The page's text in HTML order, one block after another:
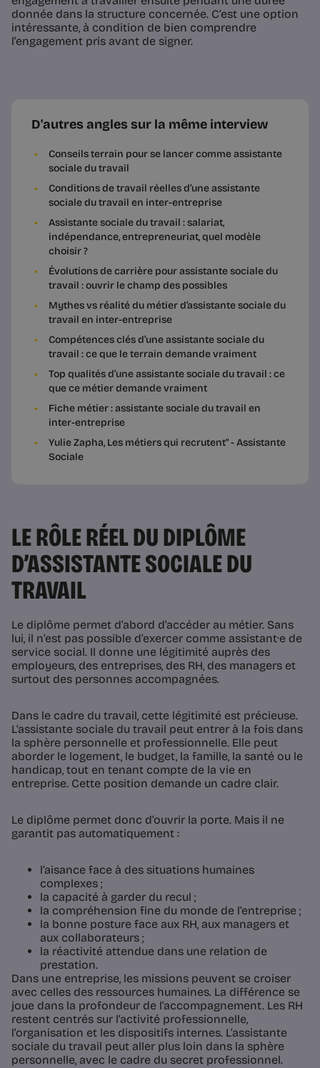
donnée dans la structure concernée. C’est une option
intéressante, à condition de bien comprendre
l’engagement pris avant de signer.
D'autres angles sur la même interview
Conseils terrain pour se lancer comme assistante
sociale du travail
Conditions de travail réelles d’une assistante
sociale du travail en inter-entreprise
Assistante sociale du travail : salariat,
indépendance, entrepreneuriat, quel modèle
choisir ?
Évolutions de carrière pour assistante sociale du
travail : ouvrir le champ des possibles
Mythes vs réalité du métier d’assistante sociale du
travail en inter-entreprise
Compétences clés d’une assistante sociale du
travail : ce que le terrain demande vraiment
Top qualités d’une assistante sociale du travail : ce
que ce métier demande vraiment
Fiche métier : assistante sociale du travail en
inter-entreprise
Yulie Zapha, Les métiers qui recrutent" - Assistante
Sociale
LE RÔLE RÉEL DU DIPLÔME
D’ASSISTANTE SOCIALE DU
TRAVAIL
Le diplôme permet d’abord d’accéder au métier. Sans
lui, il n’est pas possible d’exercer comme assistant·e de
service social. Il donne une légitimité auprès des
employeurs, des entreprises, des RH, des managers et
surtout des personnes accompagnées.
Dans le cadre du travail, cette légitimité est précieuse.
L’assistante sociale du travail peut entrer à la fois dans
la sphère personnelle et professionnelle. Elle peut
aborder le logement, le budget, la famille, la santé ou le
handicap, tout en tenant compte de la vie en
entreprise. Cette position demande un cadre clair.
Le diplôme permet donc d’ouvrir la porte. Mais il ne
garantit pas automatiquement :
l’aisance face à des situations humaines
complexes ;
la capacité à garder du recul ;
la compréhension fine du monde de l’entreprise ;
la bonne posture face aux RH, aux managers et
aux collaborateurs ;
la réactivité attendue dans une relation de
prestation.
Dans une entreprise, les missions peuvent se croiser
avec celles des ressources humaines. La différence se
joue dans la profondeur de l’accompagnement. Les RH
restent centrés sur l’activité professionnelle,
l’organisation et les dispositifs internes. L’assistante
sociale du travail peut aller plus loin dans la sphère
personnelle, avec le cadre du secret professionnel.